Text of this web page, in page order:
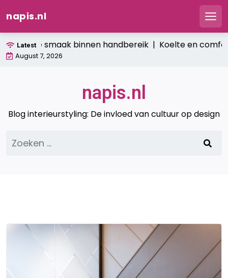
naar
de
napis.nl
Latest
smaak binnen handbereik |Koelte en comfort:
August 7, 2026
napis.nl
Blog interieurstyling: De invloed van cultuur op design
naar: